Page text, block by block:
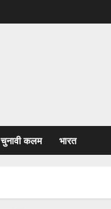
चुनावी कलम भारत